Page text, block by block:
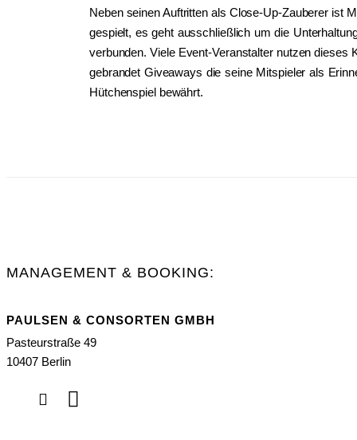
Neben seinen Auftritten als Close-Up-Zauberer ist
gespielt, es geht ausschließlich um die
verbunden. Viele Event-Veranstalter nutzen
gebrandet Giveaways die seine Mitspieler als
Hütchenspiel bewährt.
MANAGEMENT & BOOKING:
PAULSEN & CONSORTEN GMBH
Pasteurstraße 49
10407 Berlin